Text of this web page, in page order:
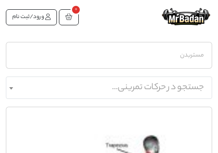
0
ورود/ثبت نام
مستربدن
جستجو در حرکات تمرینی...